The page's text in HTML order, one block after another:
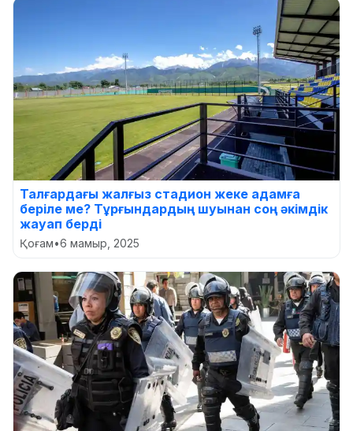
Талғардағы жалғыз стадион жеке адамға
беріле ме? Тұрғындардың шуынан соң әкімдік
жауап берді
Қоғам•6 мамыр, 2025